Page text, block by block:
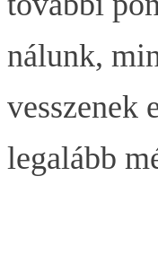
nálunk,
vesszenek
legalább